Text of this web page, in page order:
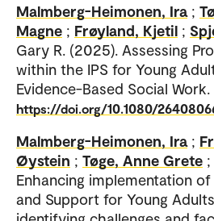
Malmberg-Heimonen, Ira ;
Magne ; Frøyland, Kjetil ;
Gary R. (2025). Assessing
within the IPS for Young
Evidence-Based Social Work.
https://doi.org/10.1080/
Malmberg-Heimonen, Ira ;
Øystein ; Tøge, Anne Grete ;
Enhancing implementation
and Support for Young